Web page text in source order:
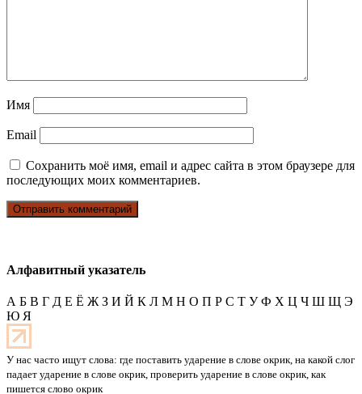
Имя
Email
Сохранить моё имя, email и адрес сайта в этом браузере для
последующих моих комментариев.
Алфавитный указатель
А Б В Г Д Е Ё Ж З И Й К Л М Н О П Р С Т У Ф Х Ц Ч Ш Щ Э
Ю Я
У нас часто ищут слова: где поставить ударение в слове окрик, на какой слог
падает ударение в слове окрик, проверить ударение в слове окрик, как
пишется слово окрик